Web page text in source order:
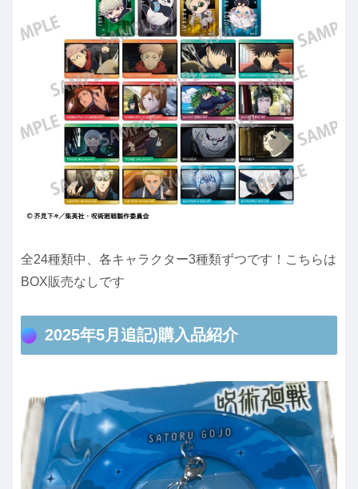
全24種類中、各キャラクター3種類ずつです！こちらは
BOX販売なしです
2025年5月追記)購入品紹介